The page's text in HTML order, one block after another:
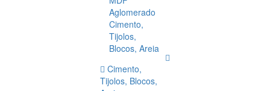
Aglomerado
Cimento,
Tijolos,
Blocos, Areia
Cimento,
Tijolos, Blocos,